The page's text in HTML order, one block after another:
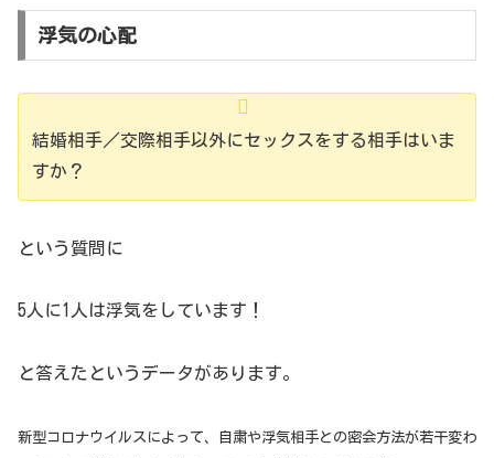
浮気の心配
結婚相手／交際相手以外にセックスをする相手はいま
すか？
という質問に
5人に1人は浮気をしています！
と答えたというデータがあります。
新型コロナウイルスによって、自粛や浮気相手との密会方法が若干変わ